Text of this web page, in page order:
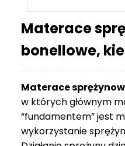
cen:
od
1
810 zł
749 zł
Materace
bonellowe,
Materace
w których głównym
“fundamentem” jest
wykorzystanie